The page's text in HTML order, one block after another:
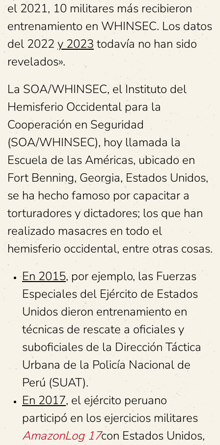
el 2021, 10 militares más recibieron
entrenamiento en WHINSEC. Los datos
del 2022 y 2023 todavía no han sido
revelados».
La SOA/WHINSEC, el Instituto del
Hemisferio Occidental para la
Cooperación en Seguridad
(SOA/WHINSEC), hoy llamada la
Escuela de las Américas, ubicado en
Fort Benning, Georgia, Estados Unidos,
se ha hecho famoso por capacitar a
torturadores y dictadores; los que han
realizado masacres en todo el
hemisferio occidental, entre otras cosas.
En 2015, por ejemplo, las Fuerzas
Especiales del Ejército de Estados
Unidos dieron entrenamiento en
técnicas de rescate a oficiales y
suboficiales de la Dirección Táctica
Urbana de la Policía Nacional de
Perú (SUAT).
En 2017, el ejército peruano
participó en los ejercicios militares
AmazonLog 17con Estados Unidos,